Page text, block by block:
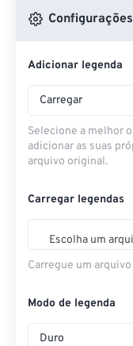
Adicionar legenda
Carregar
Selecione a melhor
adicionar as suas
arquivo original.
Carregar legendas
Escolha um
Carregue um
Modo de legenda
Duro